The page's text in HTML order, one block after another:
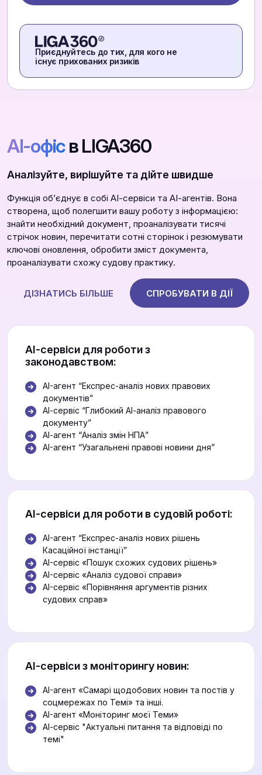
Приєднуйтесь до тих, для кого не
існує прихованих ризиків
АІ-офісв LIGA360
Аналізуйте, вирішуйте та дійте швидше
Функція обʼєднує в собі АІ-сервіси та АІ-агентів. Вона
створена, щоб полегшити вашу роботу з інформацією:
знайти необхідний документ, проаналізувати тисячі
стрічок новин, перечитати сотні сторінок і резюмувати
ключові оновлення, обробити зміст документа,
проаналізувати схожу судову практику.
ДІЗНАТИСЬ БІЛЬШЕ СПРОБУВАТИ В ДІЇ
АІ-сервіси для роботи з
законодавством:
AI-агент “Експрес-аналіз нових правових
документів”
АІ-сервіс “Глибокий АІ-аналіз правового
документу”
АІ-агент “Аналіз змін НПА”
AI-агент “Узагальнені правові новини дня”
АІ-сервіси для роботи в судовій роботі:
AI-агент “Експрес-аналіз нових рішень
Касаційної інстанції”
AI-сервіс «Пошук схожих судових рішень»
AI-сервіс «Аналіз судової справи»
AI-сервіс «Порівняння аргументів різних
судових справ»
АІ-сервіси з моніторингу новин:
AI-агент «Самарі щодобових новин та постів у
соцмережах по Темі» та інші.
AI-агент «Моніторинг моєї Теми»
АІ-сервіс "Актуальні питання та відповіді по
темі"